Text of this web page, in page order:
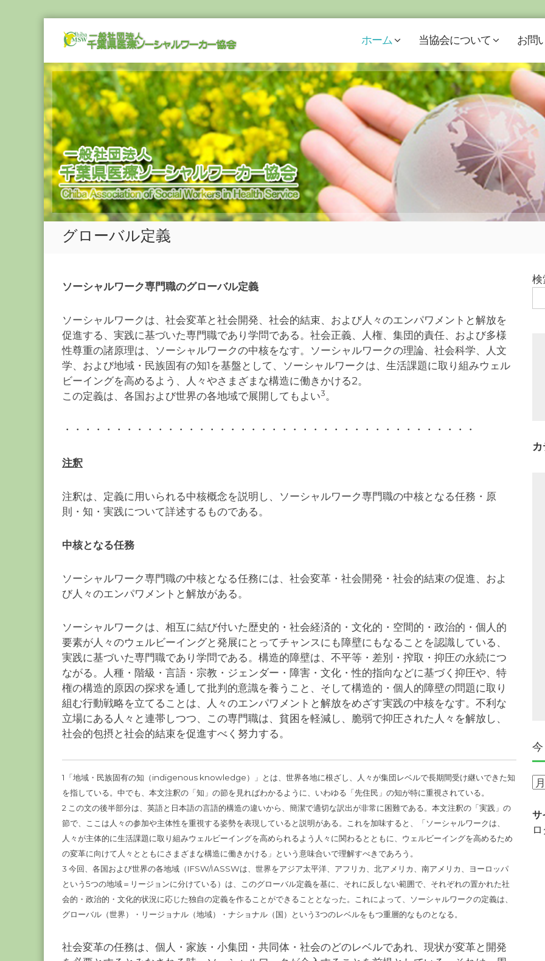
一
般
社
団
法
人
千
葉
県
医
療
ソ
ー
シ
ャ
ー
協
会
－
つ
な
ぐ
く
千
の
力
ホーム 当協会について お問
グローバル定義
ソーシャルワーク専門職のグローバル定義
ソーシャルワークは、社会変革と社会開発、社会的結束、および人々のエンパワメントと解放を
促進する、実践に基づいた専門職であり学問である。社会正義、人権、集団的責任、および多様
性尊重の諸原理は、ソーシャルワークの中核をなす。ソーシャルワークの理論、社会科学、人文
学、および地域・民族固有の知1を基盤として、ソーシャルワークは、生活課題に取り組みウェル
ビーイングを高めるよう、人々やさまざまな構造に働きかける2。
この定義は、各国および世界の各地域で展開してもよい3。
・・・・・・・・・・・・・・・・・・・・・・・・・・・・・・・・・・・・・・・・
注釈
注釈は、定義に用いられる中核概念を説明し、ソーシャルワーク専門職の中核となる任務・原
則・知・実践について詳述するものである。
中核となる任務
ソーシャルワーク専門職の中核となる任務には、社会変革・社会開発・社会的結束の促進、およ
び人々のエンパワメントと解放がある。
ソーシャルワークは、相互に結び付いた歴史的・社会経済的・文化的・空間的・政治的・個人的
要素が人々のウェルビーイングと発展にとってチャンスにも障壁にもなることを認識している、
実践に基づいた専門職であり学問である。構造的障壁は、不平等・差別・搾取・抑圧の永続につ
ながる。人種・階級・言語・宗教・ジェンダー・障害・文化・性的指向などに基づく抑圧や、特
権の構造的原因の探求を通して批判的意識を養うこと、そして構造的・個人的障壁の問題に取り
組む行動戦略を立てることは、人々のエンパワメントと解放をめざす実践の中核をなす。不利な
立場にある人々と連帯しつつ、この専門職は、貧困を軽減し、脆弱で抑圧された人々を解放し、
社会的包摂と社会的結束を促進すべく努力する。
1「地域・民族固有の知（indigenous knowledge）」とは、世界各地に根ざし、人々が集団レベルで長期間受け継いできた知
を指している。中でも、本文注釈の「知」の節を見ればわかるように、いわゆる「先住民」の知が特に重視されている。
2 この文の後半部分は、英語と日本語の言語的構造の違いから、簡潔で適切な訳出が非常に困難である。本文注釈の「実践」の
節で、ここは人々の参加や主体性を重視する姿勢を表現していると説明がある。これを加味すると、「ソーシャルワークは、
人々が主体的に生活課題に取り組みウェルビーイングを高められるよう人々に関わるとともに、ウェルビーイングを高めるため
の変革に向けて人々とともにさまざまな構造に働きかける」という意味合いで理解すべきであろう。
3 今回、各国および世界の各地域（IFSW/IASSWは、世界をアジア太平洋、アフリカ、北アメリカ、南アメリカ、ヨーロッパ
という5つの地域＝リージョンに分けている）は、このグローバル定義を基に、それに反しない範囲で、それぞれの置かれた社
会的・政治的・文化的状況に応じた独自の定義を作ることができることとなった。これによって、ソーシャルワークの定義は、
グローバル（世界）・リージョナル（地域）・ナショナル（国）という3つのレベルをもつ重層的なものとなる。
社会変革の任務は、個人・家族・小集団・共同体・社会のどのレベルであれ、現状が変革と開発
検
今
で
の
サ